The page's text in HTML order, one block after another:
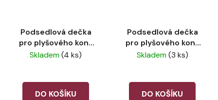
Podsedlová dečka
pro plyšového koně
LeMieux Blossom
Skladem(4 ks)
DO KOŠÍKU
Podsedlová dečka
pro plyšového koně
LeMieux Cranberry
Skladem(3 ks)
DO KOŠÍKU